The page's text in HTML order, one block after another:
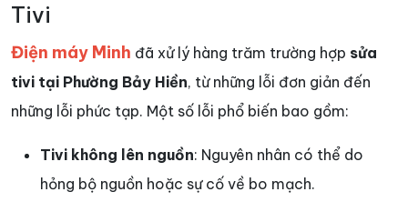
Tivi
Điện máy Minh đã xử lý hàng trăm trường hợp sửa
tivi tại Phường Bảy Hiền, từ những lỗi đơn giản đến
những lỗi phức tạp. Một số lỗi phổ biến bao gồm:
Tivi không lên nguồn: Nguyên nhân có thể do
hỏng bộ nguồn hoặc sự cố về bo mạch.